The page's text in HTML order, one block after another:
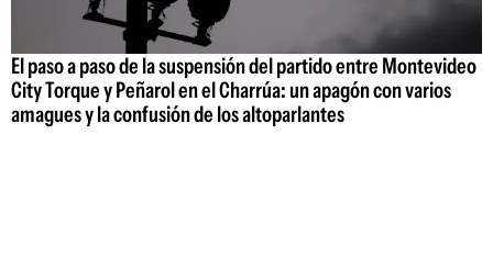
El paso a paso de la suspensión del partido entre Montevideo
City Torque y Peñarol en el Charrúa: un apagón con varios
amagues y la confusión de los altoparlantes